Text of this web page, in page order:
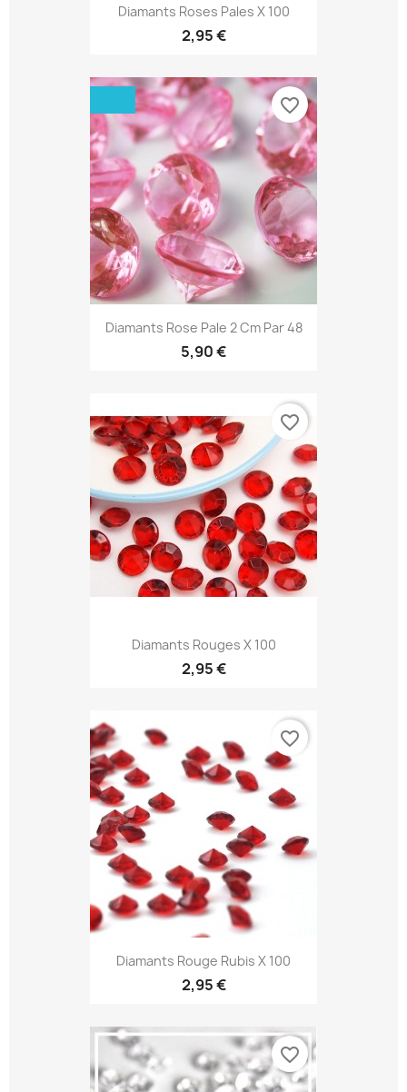
Diamants Roses Pales X 100
2,95 €
Diamants Rose Pale 2 Cm Par 48
5,90 €
favorite_border
Diamants Rouges X 100
2,95 €
favorite_border
Diamants Rouge Rubis X 100
2,95 €
favorite_border
favorite_border